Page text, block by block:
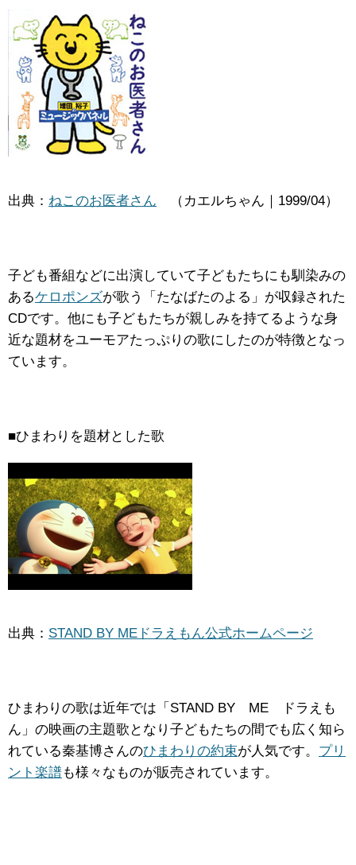
出典： ねこのお医者さん （カエルちゃん｜1999/04）
子ども番組などに出演していて子どもたちにも馴染みの
あるケロポンズが歌う「たなばたのよる」が収録された
CDです。他にも子どもたちが親しみを持てるような身
近な題材をユーモアたっぷりの歌にしたのが特徴となっ
ています。
■ひまわりを題材とした歌
出典： STAND BY MEドラえもん公式ホームページ
ひまわりの歌は近年では「STAND BY ME ドラえも
ん」の映画の主題歌となり子どもたちの間でも広く知ら
れている秦基博さんのひまわりの約束が人気です。 プリ
ント楽譜も様々なものが販売されています。